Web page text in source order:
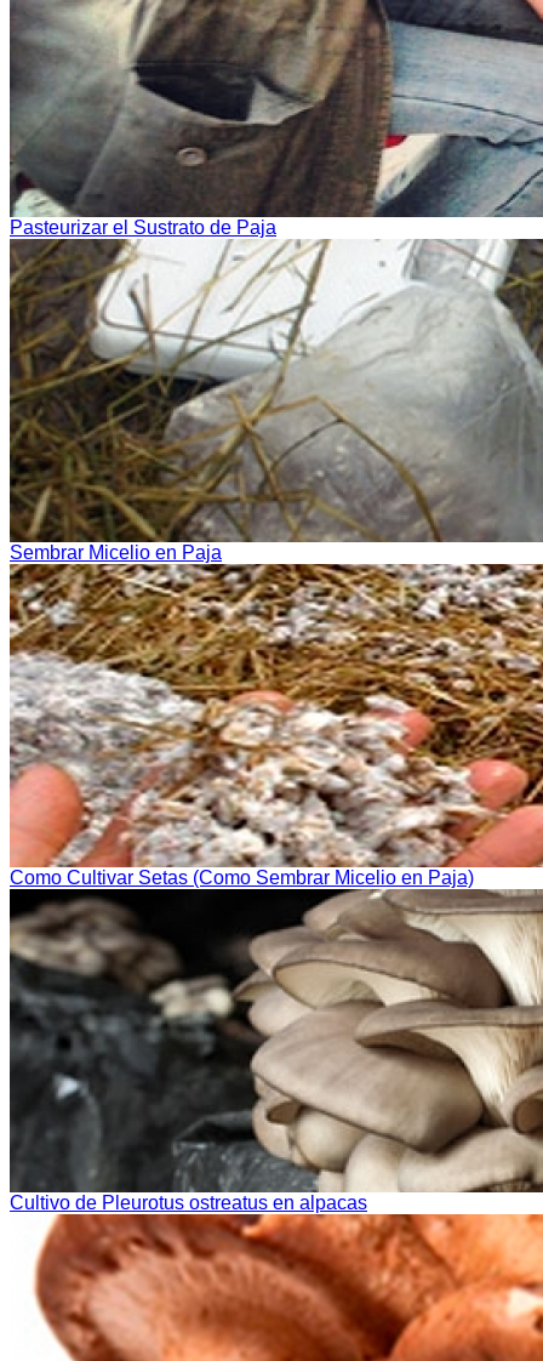
Pasteurizar el Sustrato de Paja
Sembrar Micelio en Paja
Como Cultivar Setas (Como Sembrar Micelio en Paja)
Cultivo de Pleurotus ostreatus en alpacas